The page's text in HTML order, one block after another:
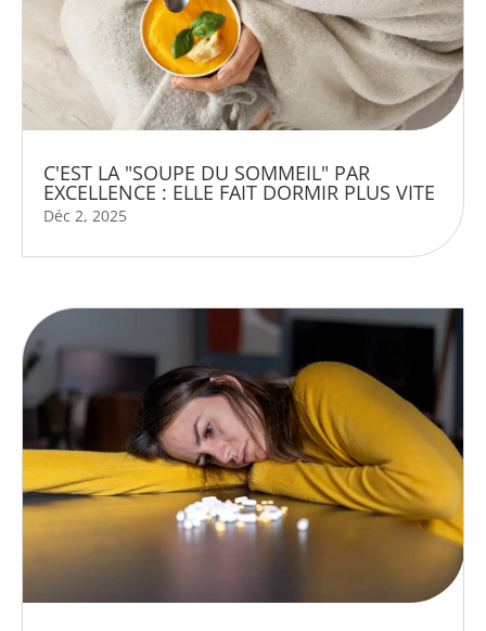
C'EST LA "SOUPE DU SOMMEIL" PAR
EXCELLENCE : ELLE FAIT DORMIR PLUS VITE
Déc 2, 2025